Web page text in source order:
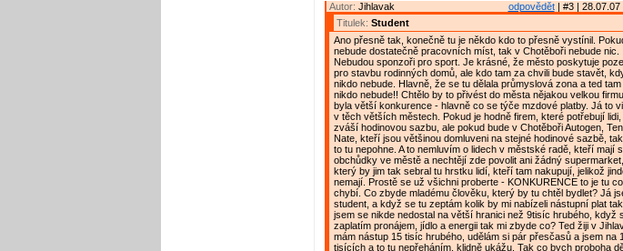
odpovědět| #3 | 28.07.07
Autor: Jihlavak
Titulek: Student
Ano přesně tak, konečně tu je někdo kdo to přesně vystínil.
nebude dostatečně pracovních míst, tak v Chotěboři nebude nic.
Nebudou sponzoři pro sport. Je krásné, že město poskytuje
pro stavbu rodinných domů, ale kdo tam za chvili bude stavět,
nikdo nebude. Hlavně, že se tu dělala průmyslová zona a ted tam
nikdo nebude!! Chtělo by to přivést do města nějakou velkou
byla větší konkurence - hlavně co se týče mzdové platby. Já to
v těch větších městech. Pokud je hodně firem, které potřebují lidi,
zváší hodinovou sazbu, ale pokud bude v Chotěboři Autogen,
Nate, kteří jsou většinou domluveni na stejné hodinové sazbě,
to tu nepohne. A to nemluvím o lidech v městské radě, kteří mají
obchůdky ve městě a nechtějí zde povolit ani žádný supermarket,
který by jim tak sebral tu hrstku lidí, kteří tam nakupují, jelikož
nemají. Prostě se už všichni proberte - KONKURENCE to je tu
chybí. Co zbyde mladému člověku, který by tu chtěl bydlet? Já
student, a když se tu zeptám kolik by mi nabízeli nástupní plat tak
jsem se nikde nedostal na větší hranici než 9tisíc hrubého, když
zaplatím pronájem, jídlo a energii tak mi zbyde co? Ted žiji v
mám nástup 15 tisíc hrubého, udělám si pár přesčasů a jsem na
tisících a to tu nepřeháním, klidně ukážu. Tak co bych proboha